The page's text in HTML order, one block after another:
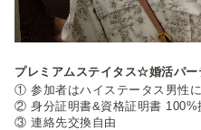
プレミアムステイタス☆婚活パー
① 参加者はハイステータス男性
② 身分証明書&資格証明書 100%
③ 連絡先交換自由